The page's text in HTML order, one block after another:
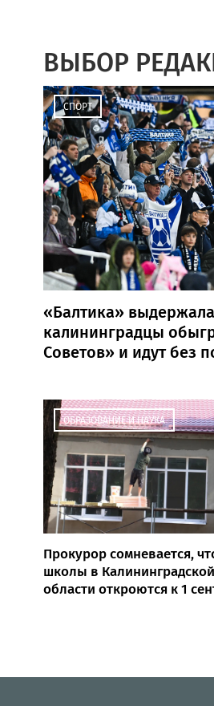
ВЫБОР
СПОРТ
«Балтика»
калининградцы
Советов» и идут без
ОБРАЗОВАНИЕ И НАУКА
Прокурор сомневается,
школы в Калининградской
области откроются к 1